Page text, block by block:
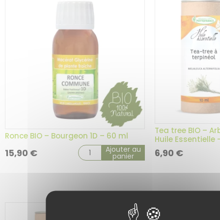
Ronce BIO – Bourgeon 1D – 60 ml
15,90 € Ajouter au
panier
Tea tree BIO –
Huile Essentielle
6,90 €